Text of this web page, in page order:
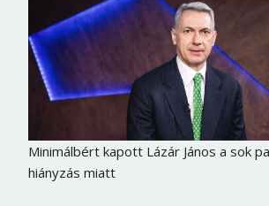
Minimálbért kapott Lázár János a sok
hiányzás miatt